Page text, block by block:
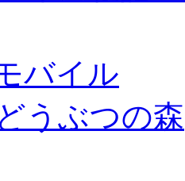
バイル
うぶつの森